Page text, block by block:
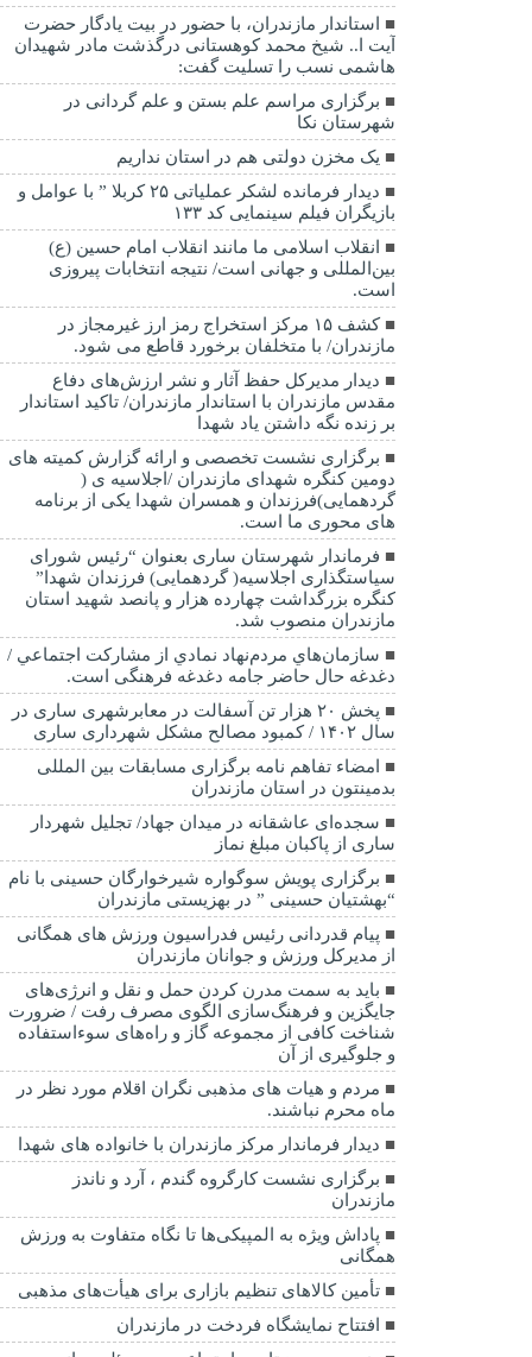
استاندار مازندران، با حضور در بیت یادگار حضرت
آیت ا.. شیخ محمد کوهستانی درگذشت مادر شهیدان
هاشمی نسب را تسلیت گفت:
برگزاری مراسم علم بستن و علم گردانی در
شهرستان نکا
یک مخزن دولتی هم در استان نداریم
دیدار فرمانده لشکر عملیاتی ۲۵ کربلا ” با عوامل و
بازیگران فیلم سینمایی کد ۱۳۳
انقلاب اسلامی ما مانند انقلاب امام حسین (ع)
بین‌المللی و جهانی است/ نتیجه انتخابات پیروزی
است.
کشف ۱۵ مرکز استخراج رمز ارز غیرمجاز در
مازندران/ با متخلفان برخورد قاطع می شود.
دیدار مدیرکل حفظ آثار و نشر ارزش‌های دفاع
مقدس مازندران با استاندار مازندران/ تاکید استاندار
بر زنده نگه داشتن یاد شهدا
برگزاری نشست تخصصی و ارائه گزارش کمیته های
دومین کنگره شهدای مازندران /اجلاسیه ی (
گردهمایی)فرزندان و همسران شهدا یکی از برنامه
های محوری ما است.
فرماندار شهرستان ساری بعنوان “رئیس شورای
سیاستگذاری اجلاسیه( گردهمایی) فرزندان شهدا”
کنگره بزرگداشت چهارده هزار و پانصد شهید استان
مازندران منصوب شد.
سازمان‌هاي مردم‌نهاد نمادي از مشاركت اجتماعي /
دغدغه حال حاضر جامه دغدغه فرهنگی است.
پخش ۲۰ هزار تن آسفالت در معابرشهری ساری در
سال ۱۴۰۲ / کمبود مصالح مشکل شهرداری ساری
امضاء تفاهم نامه برگزاری مسابقات بین المللی
بدمینتون در استان مازندران
سجده‌ای عاشقانه در میدان جهاد/ تجلیل شهردار
ساری از پاکبان مبلغ نماز
برگزاری پویش سوگواره شیرخوارگان حسینی با نام
“بهشتیان حسینی ” در بهزیستی مازندران
پیام قدردانی رئیس فدراسیون ورزش های همگانی
از مدیرکل ورزش و جوانان مازندران
باید به سمت مدرن کردن حمل و نقل و انرژی‌های
جایگزین و فرهنگ‌سازی الگوی مصرف رفت / ضرورت
شناخت کافی از مجموعه گاز و راه‌های سوءاستفاده
و جلوگیری از آن
مردم و هیات های مذهبی نگران اقلام مورد نظر در
ماه محرم نباشند.
دیدار فرماندار مرکز مازندران با خانواده های شهدا
برگزاری نشست کارگروه گندم ، آرد و ناندز
مازندران
پاداش ویژه به المپیکی‌ها تا نگاه متفاوت به ورزش
همگانی
تأمین کالاهای تنظیم بازاری برای هیأت‌های مذهبی
افتتاح نمایشگاه فردخت در مازندران